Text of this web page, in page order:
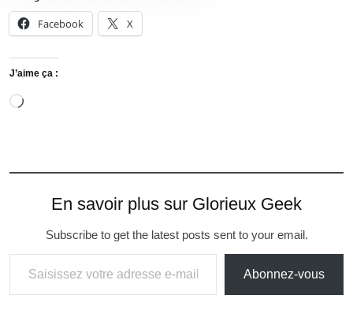
Facebook X
J’aime ça :
En savoir plus sur Glorieux Geek
Subscribe to get the latest posts sent to your email.
Abonnez-vous